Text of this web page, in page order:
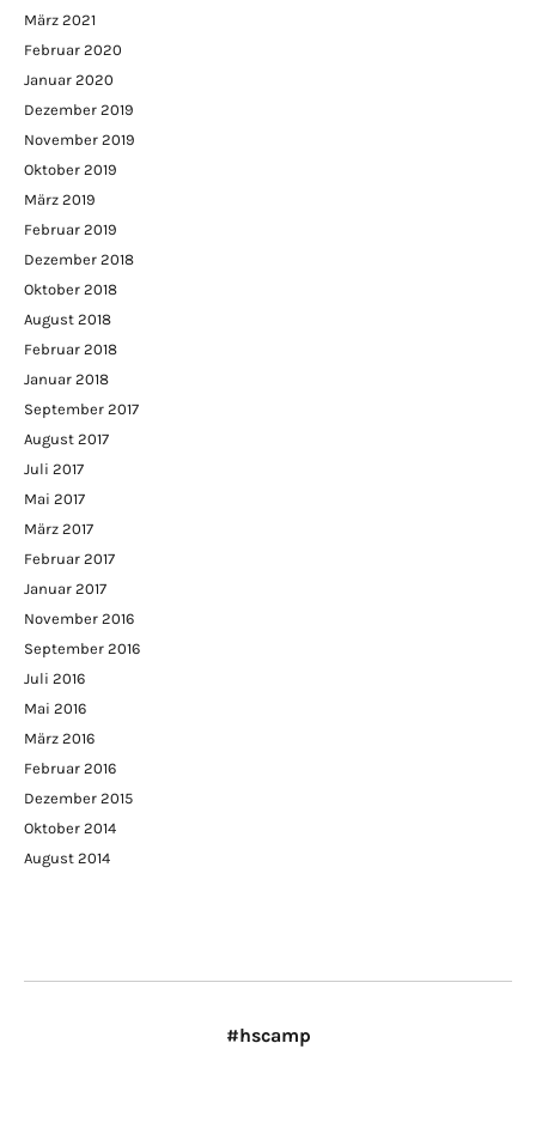
März 2021
Februar 2020
Januar 2020
Dezember 2019
November 2019
Oktober 2019
März 2019
Februar 2019
Dezember 2018
Oktober 2018
August 2018
Februar 2018
Januar 2018
September 2017
August 2017
Juli 2017
Mai 2017
März 2017
Februar 2017
Januar 2017
November 2016
September 2016
Juli 2016
Mai 2016
März 2016
Februar 2016
Dezember 2015
Oktober 2014
August 2014
#hscamp